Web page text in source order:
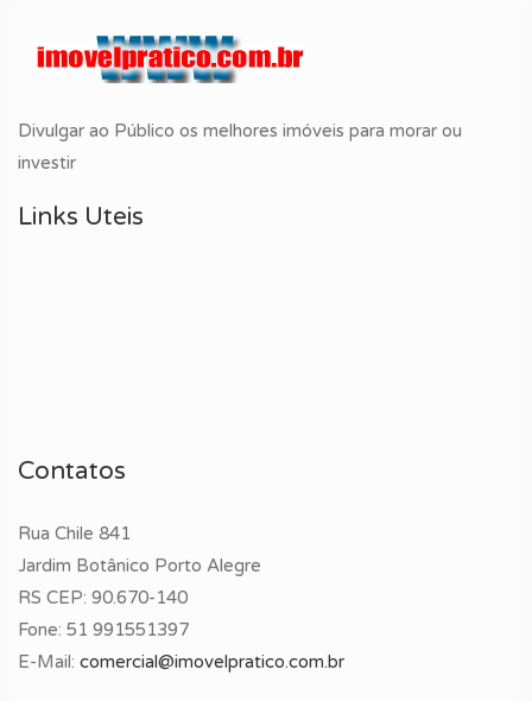
Divulgar ao Público os melhores imóveis para morar ou
investir
Links Uteis
Contatos
Rua Chile 841
Jardim Botânico Porto Alegre
RS CEP: 90.670-140
Fone: 51 991551397
E-Mail: comercial@imovelpratico.com.br